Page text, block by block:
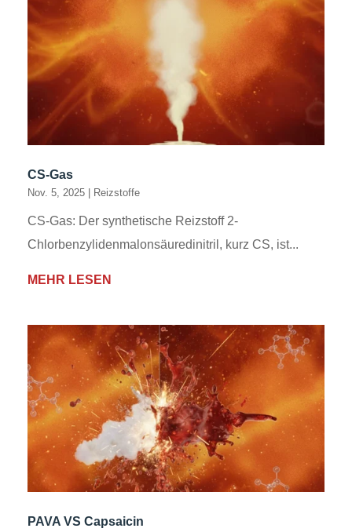
CS-Gas
Nov. 5, 2025 Reizstoffe
CS-Gas: Der synthetische Reizstoff 2-
Chlorbenzylidenmalonsäuredinitril, kurz CS, ist...
MEHR LESEN
PAVA VS Capsaicin